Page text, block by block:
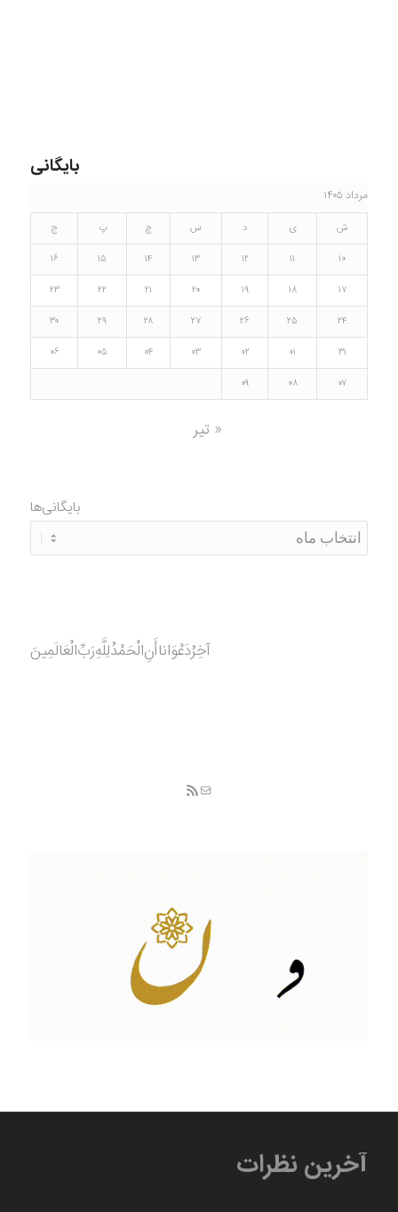
بایگانی
مرداد ۱۴۰۵
ش ی د س چ پ
ج
۱۰
۱۱ ۱۲ ۱۳ ۱۴ ۱۵
۱۶
۱۷
۱۸ ۱۹ ۲۰ ۲۱ ۲۲
۲۳
۲۴
۲۵ ۲۶ ۲۷ ۲۸ ۲۹
۳۰
۳۱
۰۱ ۰۲ ۰۳ ۰۴ ۰۵
۰۶
۰۷
۰۸ ۰۹
« تیر
بایگانی‌ها
آخِرُدَعْوَانا‌أَنِ‌الْحَمْدُ‌‌‌لِلَّهِ‌رَبِّ‌الْعَالَمِينَ
آخرین نظرات